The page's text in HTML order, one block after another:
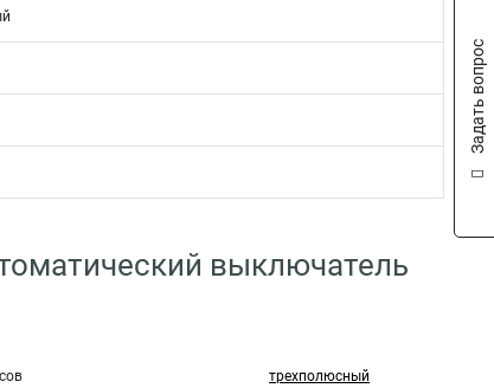
выключатель
трехполюсный
Задать вопрос